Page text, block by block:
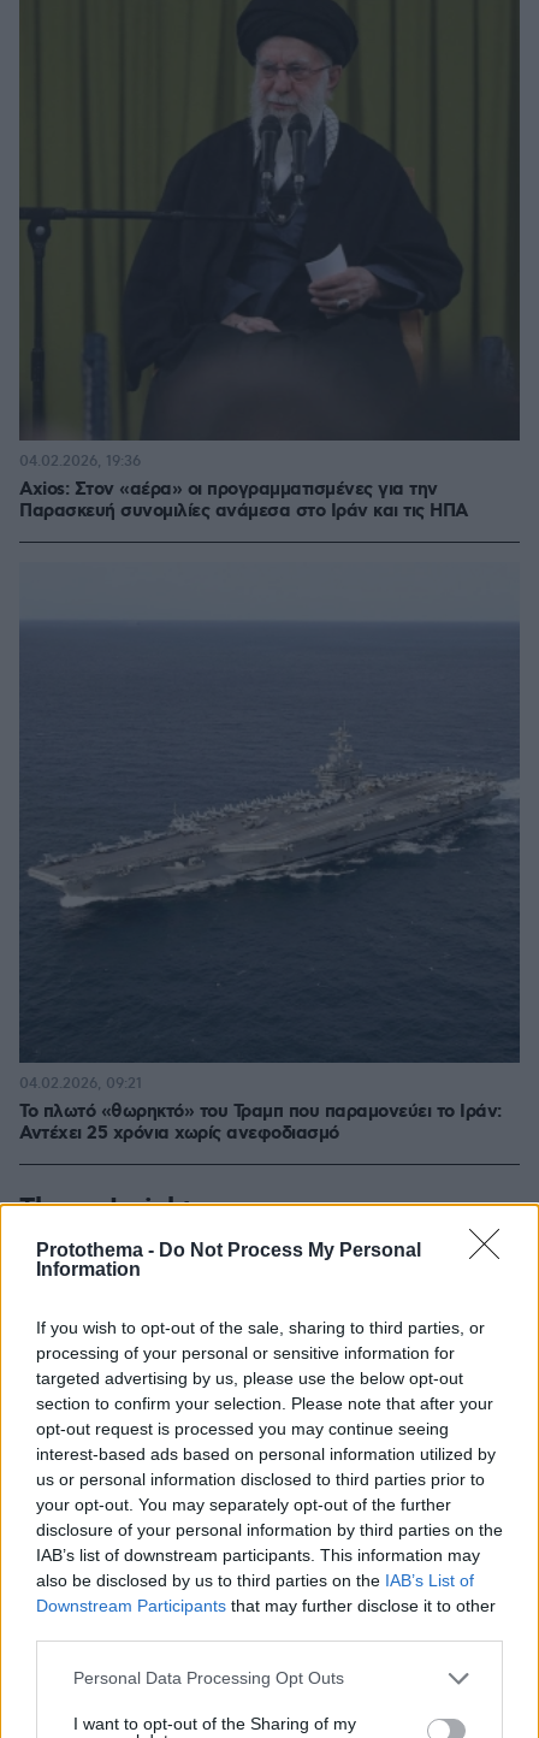
Protothema - Do Not Process My Personal
Information
If you wish to opt-out of the sale, sharing to third parties, or
processing of your personal or sensitive information for
targeted advertising by us, please use the below opt-out
section to confirm your selection. Please note that after your
opt-out request is processed you may continue seeing
interest-based ads based on personal information utilized by
us or personal information disclosed to third parties prior to
your opt-out. You may separately opt-out of the further
disclosure of your personal information by third parties on the
IAB’s list of downstream participants. This information may
also be disclosed by us to third parties on the IAB’s List of
Downstream Participants that may further disclose it to other
Please note that this website/app uses one or more Google
not limited to your visit or usage behaviour. You may click to
Personal Data Processing Opt Outs
I want to opt-out of the Sharing of my
Axios: Στον «αέρα» οι προγραμματισμένες για την
Παρασκευή συνομιλίες ανάμεσα στο Ιράν και τις ΗΠΑ
04.02.2026, 19:36
Το πλωτό «θωρηκτό» του Τραμπ που παραμονεύει το Ιράν:
Αντέχει 25 χρόνια χωρίς ανεφοδιασμό
04.02.2026, 09:21
Thema Insights